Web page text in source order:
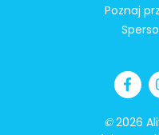
Poznaj
©2026